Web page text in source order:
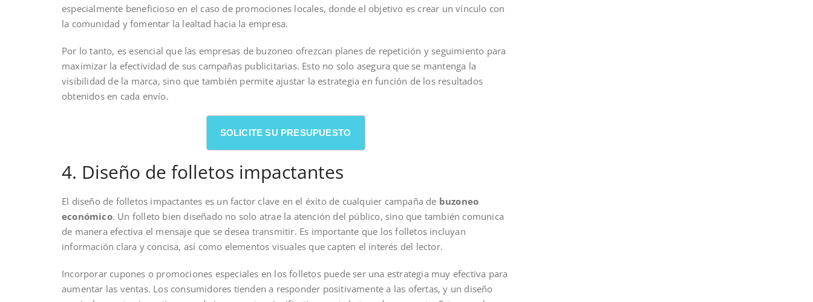
especialmente beneficioso en el caso de promociones locales, donde el objetivo es crear un vínculo con
la comunidad y fomentar la lealtad hacia la empresa.
Por lo tanto, es esencial que las empresas de buzoneo ofrezcan planes de repetición y seguimiento para
maximizar la efectividad de sus campañas publicitarias. Esto no solo asegura que se mantenga la
visibilidad de la marca, sino que también permite ajustar la estrategia en función de los resultados
obtenidos en cada envío.
SOLICITE SU PRESUPUESTO
4. Diseño de folletos impactantes
El diseño de folletos impactantes es un factor clave en el éxito de cualquier campaña de buzoneo
económico. Un folleto bien diseñado no solo atrae la atención del público, sino que también comunica
de manera efectiva el mensaje que se desea transmitir. Es importante que los folletos incluyan
información clara y concisa, así como elementos visuales que capten el interés del lector.
Incorporar cupones o promociones especiales en los folletos puede ser una estrategia muy efectiva para
aumentar las ventas. Los consumidores tienden a responder positivamente a las ofertas, y un diseño